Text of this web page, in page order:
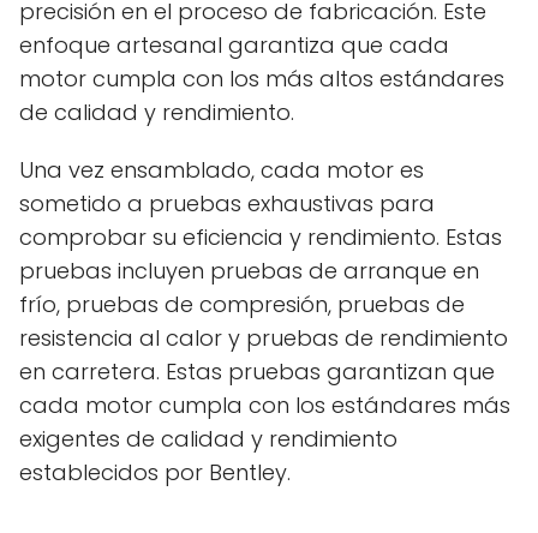
precisión en el proceso de fabricación. Este
enfoque artesanal garantiza que cada
motor cumpla con los más altos estándares
de calidad y rendimiento.
Una vez ensamblado, cada motor es
sometido a pruebas exhaustivas para
comprobar su eficiencia y rendimiento. Estas
pruebas incluyen pruebas de arranque en
frío, pruebas de compresión, pruebas de
resistencia al calor y pruebas de rendimiento
en carretera. Estas pruebas garantizan que
cada motor cumpla con los estándares más
exigentes de calidad y rendimiento
establecidos por Bentley.